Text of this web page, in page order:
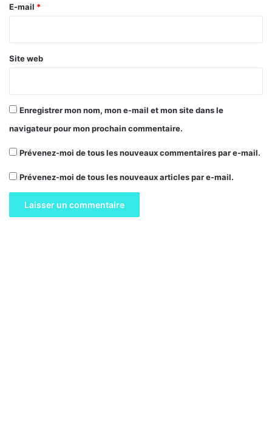
e
E-mail *
Site web
Enregistrer mon nom, mon e-mail et mon site dans le
navigateur pour mon prochain commentaire.
Prévenez-moi de tous les nouveaux commentaires par e-mail.
Prévenez-moi de tous les nouveaux articles par e-mail.